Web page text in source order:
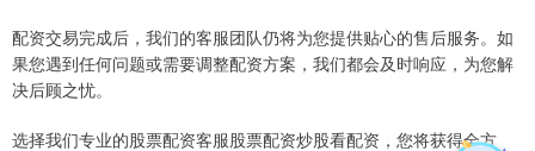
配资交易完成后，我们的客服团队仍将为您提供贴心的售后服务。如
果您遇到任何问题或需要调整配资方案，我们都会及时响应，为您解
决后顾之忧。
选择我们专业的股票配资客服股票配资炒股看配资，您将获得全方